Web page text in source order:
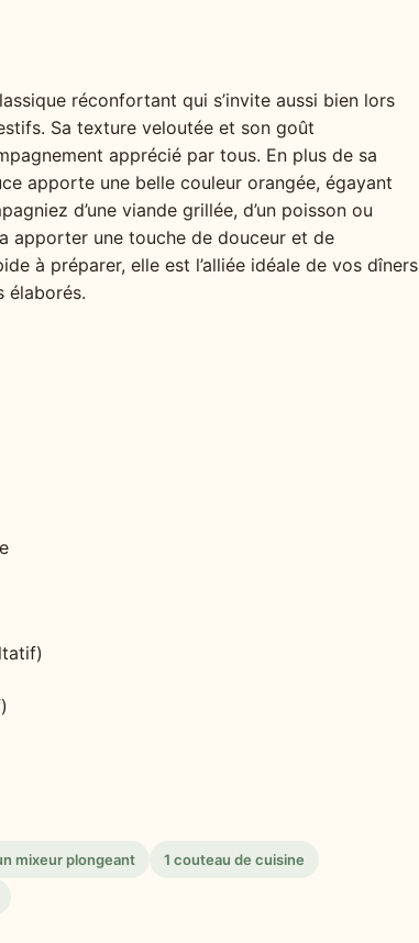
réconfortant qui s’invite aussi bien lors
Sa texture veloutée et son goût
apprécié par tous. En plus de sa
apporte une belle couleur orangée, égayant
d’une viande grillée, d’un poisson ou
apporter une touche de douceur et de
à préparer, elle est l’alliée idéale de vos dîners
élaborés.
mixeur plongeant 1 couteau de cuisine